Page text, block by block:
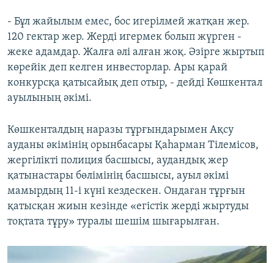
- Бұл жайылым емес, бос игерілмей жатқан жер.
120 гектар жер. Жерді игермек болып жүрген -
жеке адамдар. Жалға әлі алған жоқ. Әзірге жыртып
көрейік деп келген инвесторлар. Ары қарай
конкурсқа қатысайық деп отыр, - дейді Көшкентал
ауылының әкімі.
Көшкенталдың наразы тұрғындарымен Ақсу
ауданы әкімінің орынбасары Қаһарман Тілемісов,
жергілікті полиция басшысы, аудандық жер
қатынастары бөлімінің басшысы, ауыл әкімі
мамырдың 11-і күні кездескен. Ондаған тұрғын
қатысқан жиын кезінде «егістік жерді жыртуды
тоқтата тұру» туралы шешім шығарылған.